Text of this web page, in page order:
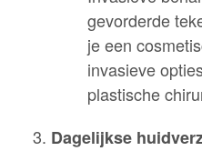
gevorderde
je een
invasieve
plastische
Dagelijkse